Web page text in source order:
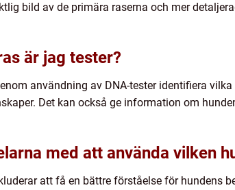
bild av de primära raserna och mer
är jag tester?
användning av DNA-tester identifiera
Det kan också ge information om
med att använda vilken
att få en bättre förståelse för hundens